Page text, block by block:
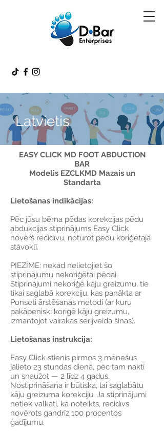
Latvietis
EASY CLICK MD FOOT ABDUCTION
BAR
Modelis EZCLKMD Mazais un
Standarta
Lietošanas indikācijas:
Pēc jūsu bērna pēdas korekcijas pēdu
abdukcijas stiprinājums Easy Click
novērš recidīvu, noturot pēdu koriģētajā
stāvoklī.
PIEZĪME: nekad nelietojiet šo
stiprinājumu nekoriģētai pēdai.
Stiprinājumi nekoriģē kāju greizumu, tie
tikai saglabā korekciju, kas panākta ar
Ponseti ārstēšanas metodi (ar kuru
pakāpeniski koriģē kāju greizumu,
izmantojot vairākas sērijveida šinas).
Lietošanas instrukcija:
Easy Click stienis pirmos 3 mēnešus
jālieto 23 stundas dienā, pēc tam naktī
un snaužot — 2 līdz 4 gadus.
Nostiprināšana ir būtiska, lai saglabātu
kāju greizuma korekciju. Ja stiprinājumi
netiek valkāti, kā noteikts, recidīvs
novērots gandrīz 100 procentos
gadījumu.